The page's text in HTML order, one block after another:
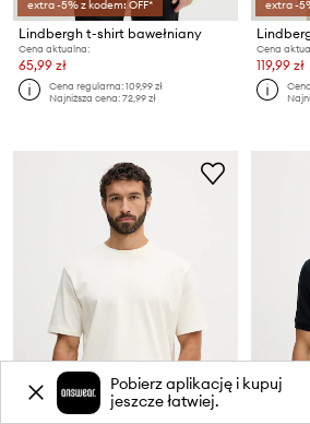
extra -5% z kodem: OFF*
Lindbergh t-shirt bawełniany
Cena aktualna:
65,99 zł
Cena regularna:109,99 zł
Najniższa cena:72,99 zł
extra -
Cena
119,99 zł
Pobierz aplikację i kupuj
jeszcze łatwiej.